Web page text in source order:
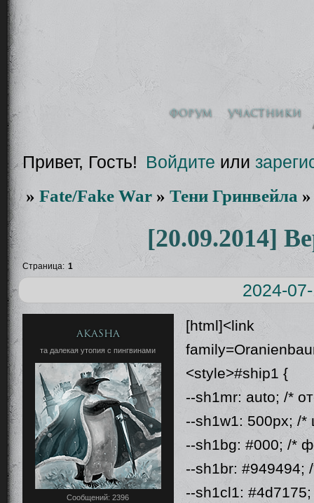
Форум Участники
Привет, Гость! Войдите или
» Fate/Fake War » Тени Гринвейла
[20.09.2014]
Страница: 1
2024-
Akasha
та далекая утопия с пингвинами
Сообщений: 2396
[html]<link
<style>#ship1 {
--sh1mr: auto; /*
--sh1w1: 500px; /*
--sh1bg: #000; /*
--sh1br: #949494;
--sh1cl1: #4d7175;